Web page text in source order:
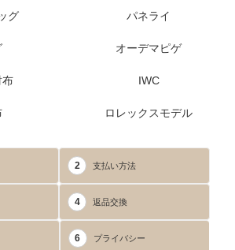
グ
布
パネライ
オーデマピゲ
IWC
ロレックスモデル
2 支払い方法
4 返品交換
6 プライバシー